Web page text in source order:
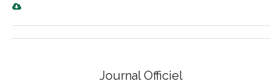
Journal Officiel